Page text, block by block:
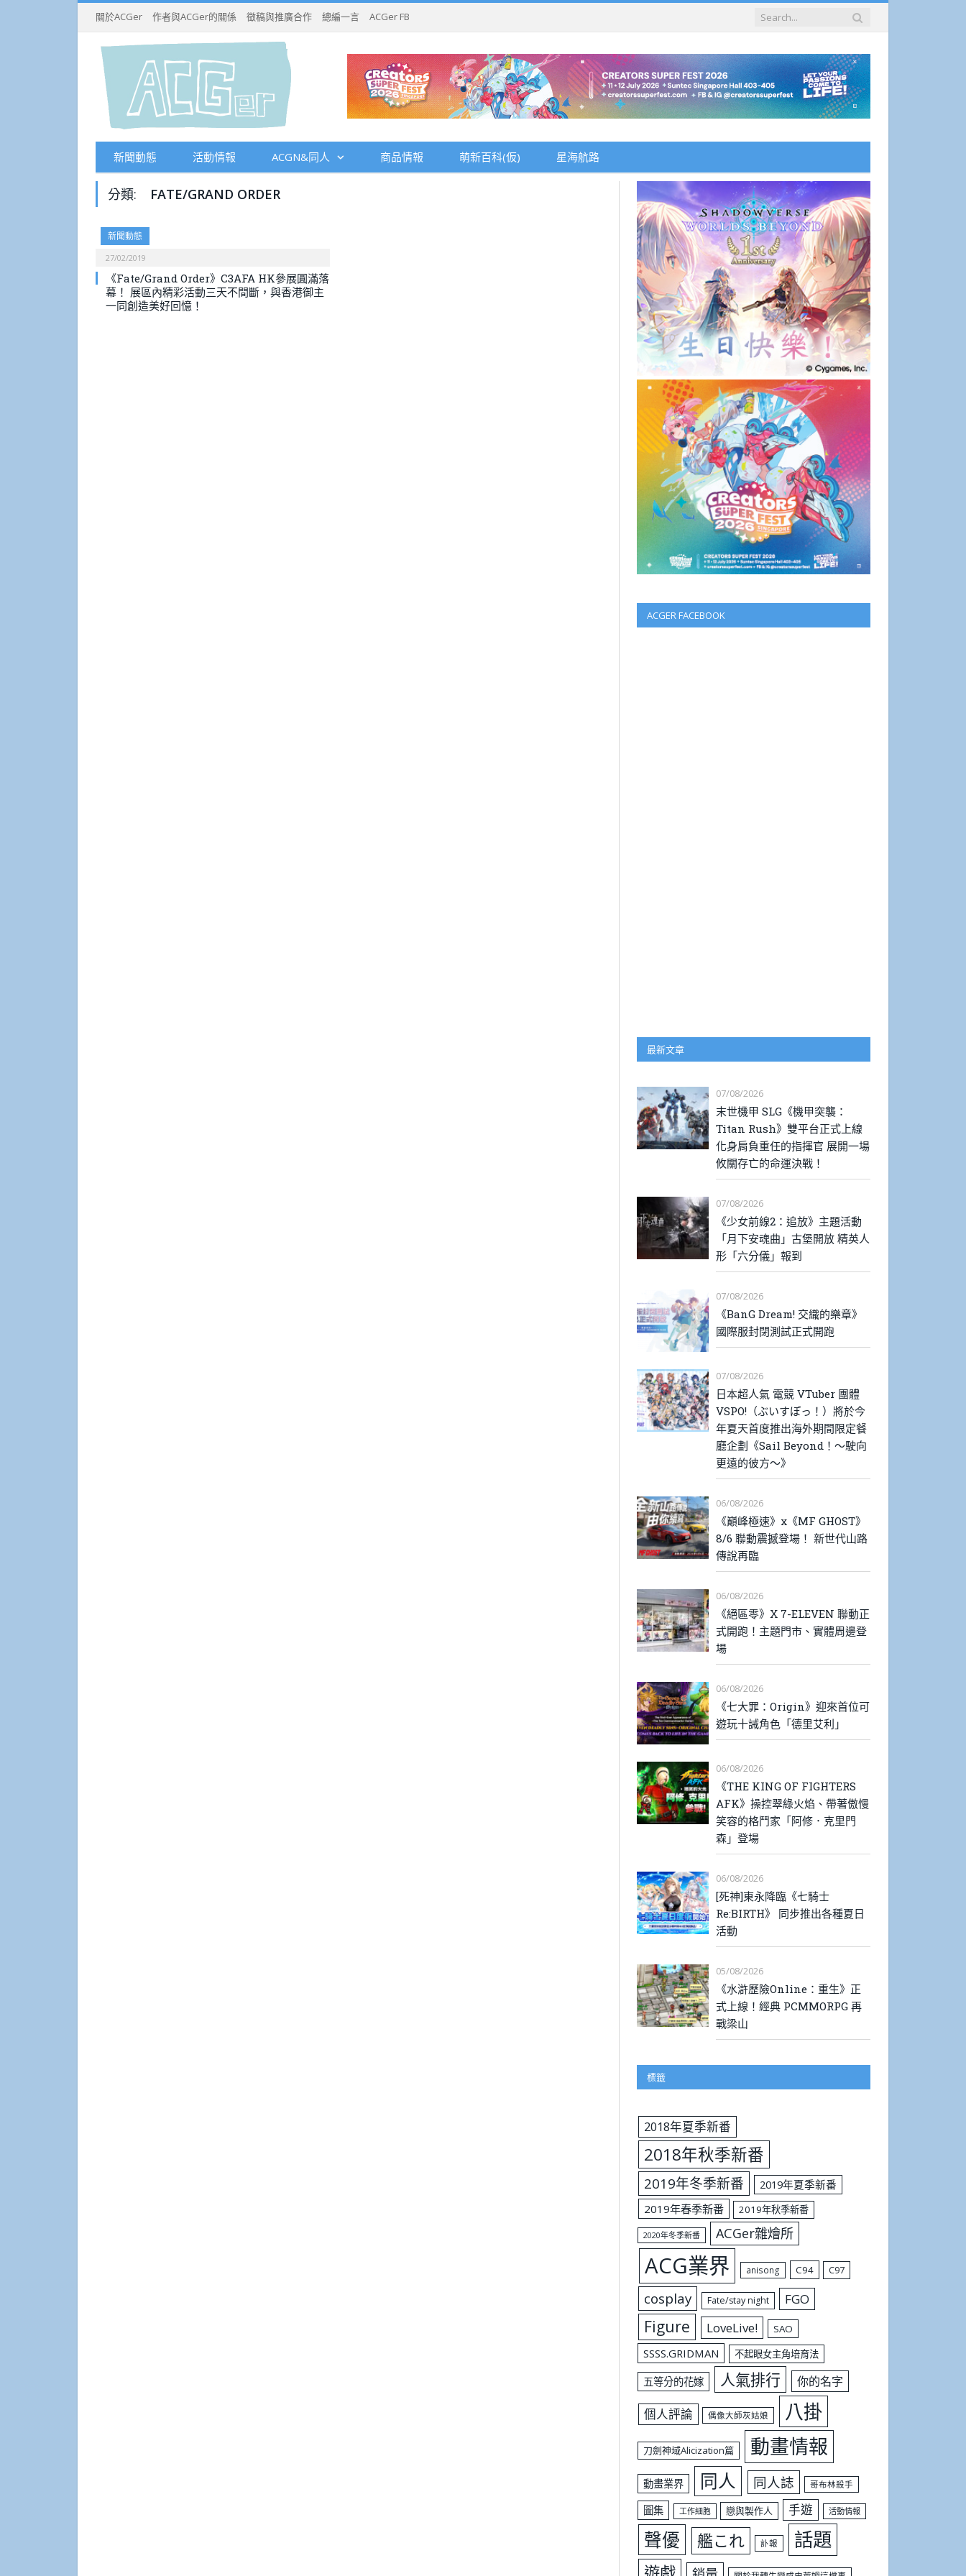
關於ACGer 作者與ACGer的關係 徵稿與推廣合作 總編一言 ACGer FB
新聞動態 活動情報 ACGN&同人 商品情報 萌新百科(仮) 星海航路
分類: FATE/GRAND ORDER
新聞動態
27/02/2019
《Fate/Grand Order》C3AFA HK參展圓滿落
幕！ 展區內精彩活動三天不間斷，與香港御主
一同創造美好回憶！
ACGER FACEBOOK
最新文章
07/08/2026
末世機甲 SLG《機甲突襲：
Titan Rush》雙平台正式上線
化身肩負重任的指揮官 展開一場
攸關存亡的命運決戰！
07/08/2026
《少女前線2：追放》主題活動
「月下安魂曲」古堡開放 精英人
形「六分儀」報到
07/08/2026
《BanG Dream! 交織的樂章》
國際服封閉測試正式開跑
07/08/2026
日本超人氣 電競 VTuber 團體
VSPO!（ぶいすぽっ！）將於今
年夏天首度推出海外期間限定餐
廳企劃《Sail Beyond！～駛向
更遠的彼方～》
06/08/2026
《巔峰極速》x《MF GHOST》
8/6 聯動震撼登場！ 新世代山路
傳說再臨
06/08/2026
《絕區零》X 7-ELEVEN 聯動正
式開跑！主題門市、實體周邊登
場
06/08/2026
《七大罪：Origin》迎來首位可
遊玩十誡角色「德里艾利」
06/08/2026
《THE KING OF FIGHTERS
AFK》操控翠綠火焰、帶著傲慢
笑容的格鬥家「阿修．克里門
森」登場
06/08/2026
[死神]東永降臨《七騎士
Re:BIRTH》 同步推出各種夏日
活動
05/08/2026
《水滸歷險Online：重生》正
式上線！經典 PCMMORPG 再
戰梁山
標籤
2018年夏季新番
2018年秋季新番
2019年冬季新番
2019年夏季新番
2019年春季新番
2019年秋季新番
2020年冬季新番 ACGer雜燴所
ACG業界 anisong C94 C97
cosplay Fate/stay night FGO
Figure LoveLive! SAO
SSSS.GRIDMAN 不起眼女主角培育法
五等分的花嫁 人氣排行 你的名字
個人評論 偶像大師灰姑娘 八掛
刀劍神域Alicization篇 動畫情報
動畫業界 同人 同人誌 哥布林殺手
圖集 工作細胞 戀與製作人 手遊 活動情報
聲優 艦これ 訃報 話題